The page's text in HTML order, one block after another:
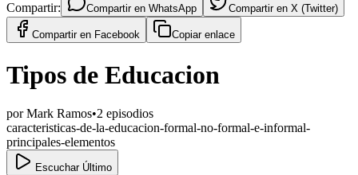
Compartir: Compartir en WhatsApp Compartir en X (Twitter)
Compartir en Facebook Copiar enlace
Tipos de Educacion
porMark Ramos•2 episodios
caracteristicas-de-la-educacion-formal-no-formal-e-informal-
principales-elementos
Escuchar Último